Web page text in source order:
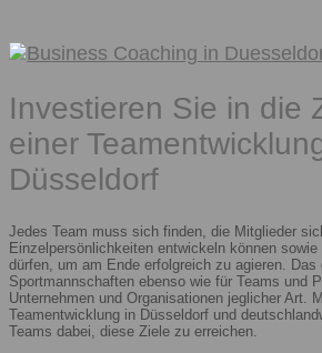
Investieren Sie in die
einer
Düsseldorf
Jedes Team muss sich finden, die Mitglieder
Einzelpersönlichkeiten entwickeln können
dürfen, um am Ende erfolgreich zu agieren. Das
Sportmannschaften ebenso wie für Teams und
Unternehmen und Organisationen jeglicher Art.
Teamentwicklung in Düsseldorf und
Teams dabei, diese Ziele zu erreichen.